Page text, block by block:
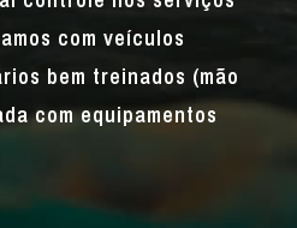
com veículos
bem treinados (mão
com equipamentos